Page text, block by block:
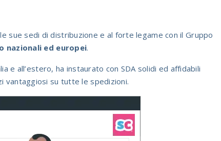
sue sedi di distribuzione e al forte legame con il Gruppo
nazionali ed europei.
e all’estero, ha instaurato con SDA solidi ed affidabili
vantaggiosi su tutte le spedizioni.